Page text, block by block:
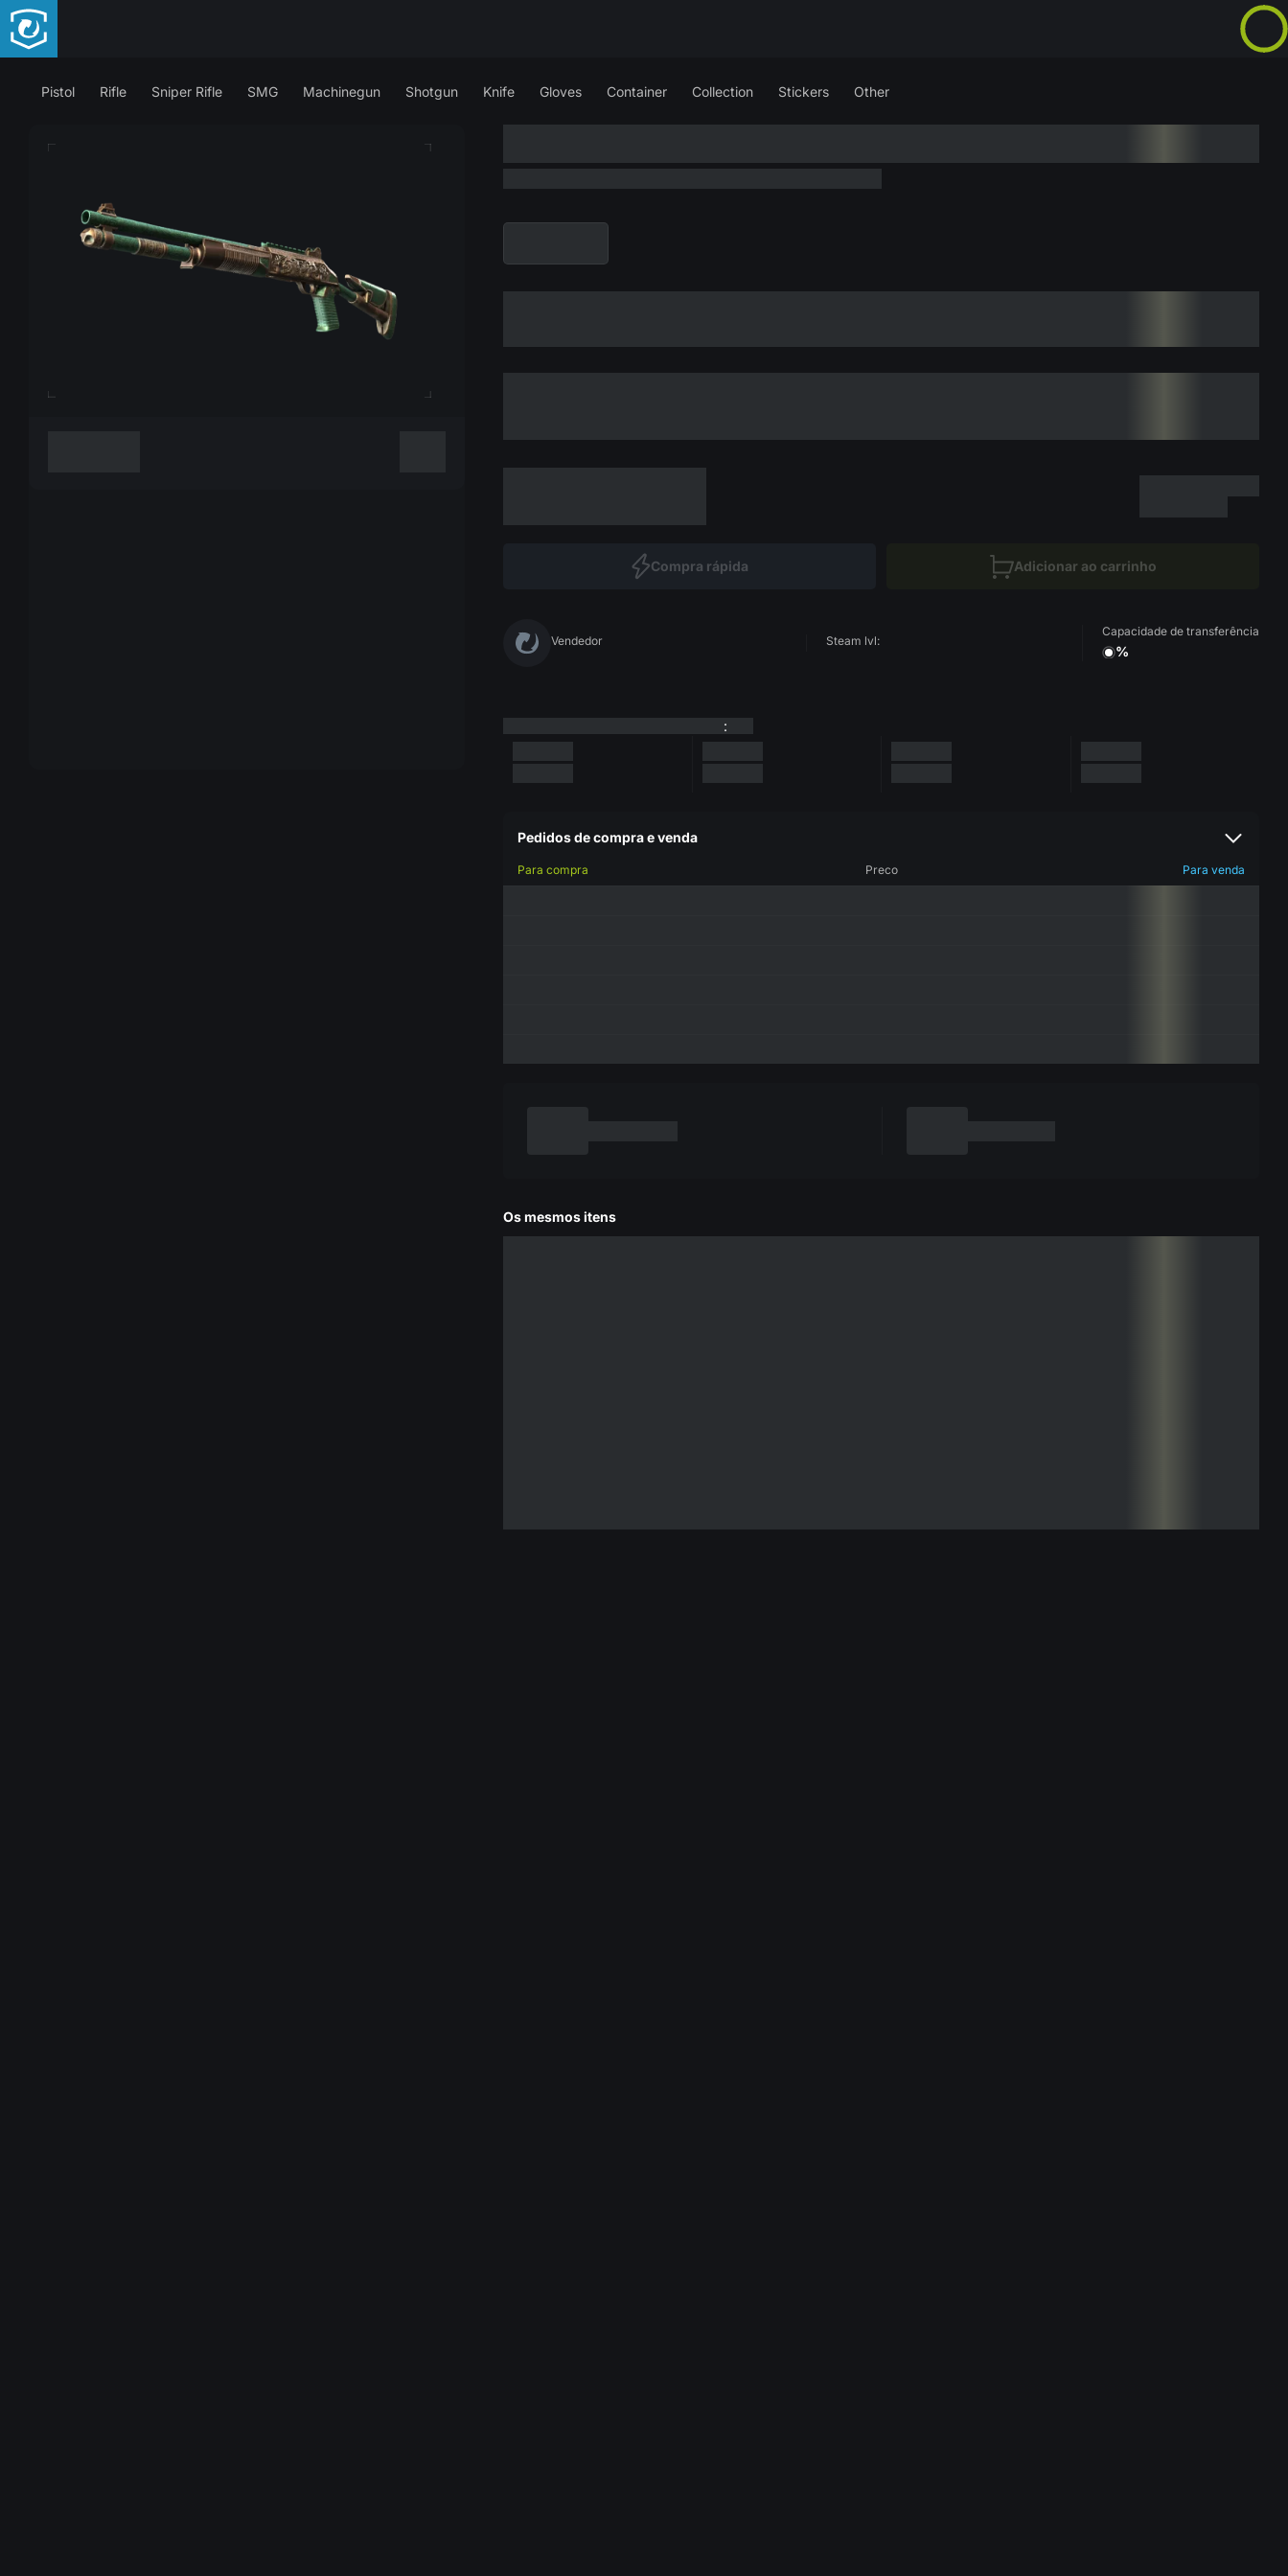
Pistol Rifle Sniper Rifle SMG Machinegun Shotgun Knife Gloves Container Collection Stickers Other
Compra rápida Adicionar ao carrinho
Vendedor Steam lvl:
Capacidade de transferência
%
:
Pedidos de compra e venda
Para compra Preco Para venda
Os mesmos itens